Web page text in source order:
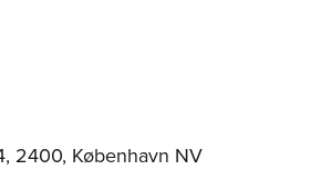
2400, København NV